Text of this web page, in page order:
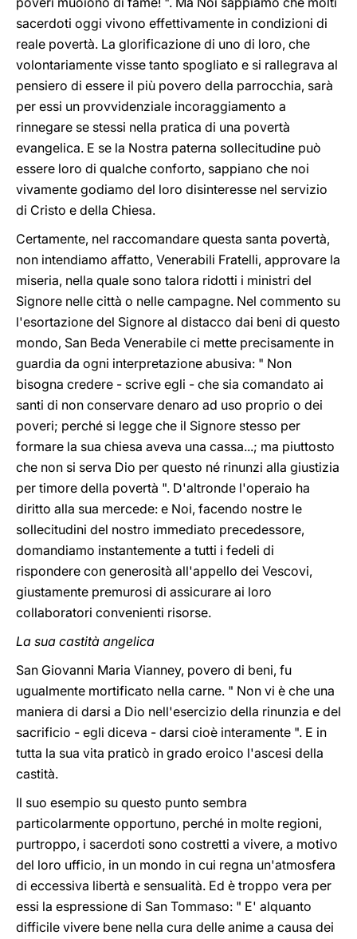
sacerdoti oggi vivono effettivamente in condizioni di
reale povertà. La glorificazione di uno di loro, che
volontariamente visse tanto spogliato e si rallegrava al
pensiero di essere il più povero della parrocchia, sarà
per essi un provvidenziale incoraggiamento a
rinnegare se stessi nella pratica di una povertà
evangelica. E se la Nostra paterna sollecitudine può
essere loro di qualche conforto, sappiano che noi
vivamente godiamo del loro disinteresse nel servizio
di Cristo e della Chiesa.
Certamente, nel raccomandare questa santa povertà,
non intendiamo affatto, Venerabili Fratelli, approvare la
miseria, nella quale sono talora ridotti i ministri del
Signore nelle città o nelle campagne. Nel commento su
l'esortazione del Signore al distacco dai beni di questo
mondo, San Beda Venerabile ci mette precisamente in
guardia da ogni interpretazione abusiva: " Non
bisogna credere - scrive egli - che sia comandato ai
santi di non conservare denaro ad uso proprio o dei
poveri; perché si legge che il Signore stesso per
formare la sua chiesa aveva una cassa...; ma piuttosto
che non si serva Dio per questo né rinunzi alla giustizia
per timore della povertà ". D'altronde l'operaio ha
diritto alla sua mercede: e Noi, facendo nostre le
sollecitudini del nostro immediato precedessore,
domandiamo instantemente a tutti i fedeli di
rispondere con generosità all'appello dei Vescovi,
giustamente premurosi di assicurare ai loro
collaboratori convenienti risorse.
La sua castità angelica
San Giovanni Maria Vianney, povero di beni, fu
ugualmente mortificato nella carne. " Non vi è che una
maniera di darsi a Dio nell'esercizio della rinunzia e del
sacrificio - egli diceva - darsi cioè interamente ". E in
tutta la sua vita praticò in grado eroico l'ascesi della
castità.
Il suo esempio su questo punto sembra
particolarmente opportuno, perché in molte regioni,
purtroppo, i sacerdoti sono costretti a vivere, a motivo
del loro ufficio, in un mondo in cui regna un'atmosfera
di eccessiva libertà e sensualità. Ed è troppo vera per
essi la espressione di San Tommaso: " E' alquanto
difficile vivere bene nella cura delle anime a causa dei